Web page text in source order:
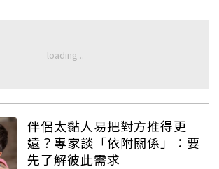
伴侶太黏人易把對方推得更
遠？專家談「依附關係」：要
先了解彼此需求